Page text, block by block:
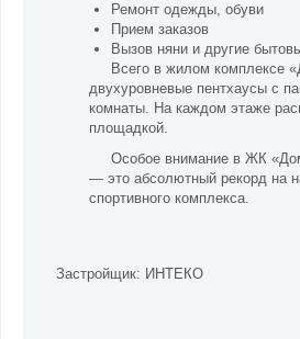
Ремонт одежды, обуви
Прием заказов
Вызов няни и другие
Всего в жилом комплексе
двухуровневые пентхаусы с
комнаты. На каждом этаже
площадкой.
Особое внимание в ЖК
— это абсолютный рекорд на
спортивного комплекса.
Застройщик: ИНТЕКО